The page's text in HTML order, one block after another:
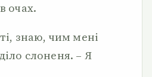
очах.
знаю, чим мені
слоненя. – Я